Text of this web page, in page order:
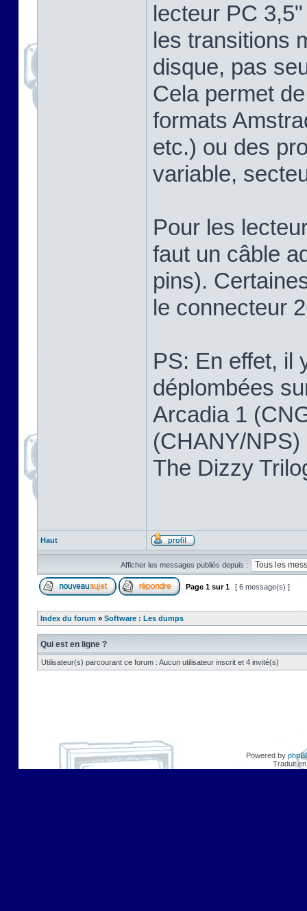
lecteur PC
les transitions
disque, pas
Cela permet
formats
etc.) ou des
variable,
Pour les
faut un câble
pins).
le connecteur
PS: En effet, il
déplombées
Arcadia 1
(CHANY/
The Dizzy
Haut
Afficher les messages publiés depuis :
Page 1 sur1 [ 6 message(s) ]
Index du forum » Software : Les dumps
Qui est en ligne ?
Utilisateur(s) parcourant ce forum : Aucun utilisateur inscrit et 4 invité(s)
Powered by
Traduit